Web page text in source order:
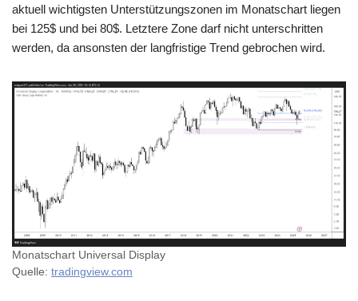
aktuell wichtigsten Unterstützungszonen im Monatschart liegen
bei 125$ und bei 80$. Letztere Zone darf nicht unterschritten
werden, da ansonsten der langfristige Trend gebrochen wird.
Monatschart Universal Display
Quelle: tradingview.com